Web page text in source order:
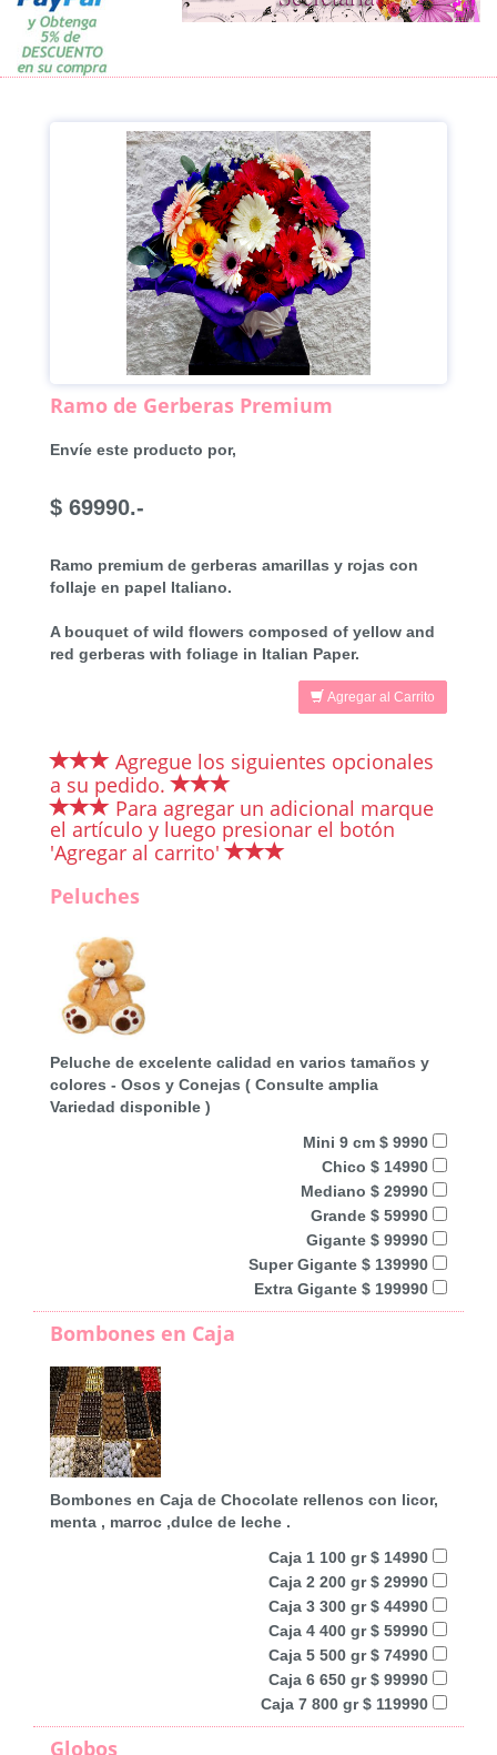
Ramo de Gerberas Premium
Envíe este producto por,
$ 69990.-
Ramo premium de gerberas amarillas y rojas con
follaje en papel Italiano.
A bouquet of wild flowers composed of yellow and
red gerberas with foliage in Italian Paper.
Agregar al Carrito
Agregue los siguientes opcionales
a su pedido.
Para agregar un adicional marque
el artículo y luego presionar el botón
'Agregar al carrito'
Peluches
Peluche de excelente calidad en varios tamaños y
colores - Osos y Conejas ( Consulte amplia
Variedad disponible )
Mini 9 cm $ 9990
Chico $ 14990
Mediano $ 29990
Grande $ 59990
Gigante $ 99990
Super Gigante $ 139990
Extra Gigante $ 199990
Bombones en Caja
Bombones en Caja de Chocolate rellenos con licor,
menta , marroc ,dulce de leche .
Caja 1 100 gr $ 14990
Caja 2 200 gr $ 29990
Caja 3 300 gr $ 44990
Caja 4 400 gr $ 59990
Caja 5 500 gr $ 74990
Caja 6 650 gr $ 99990
Caja 7 800 gr $ 119990
Globos